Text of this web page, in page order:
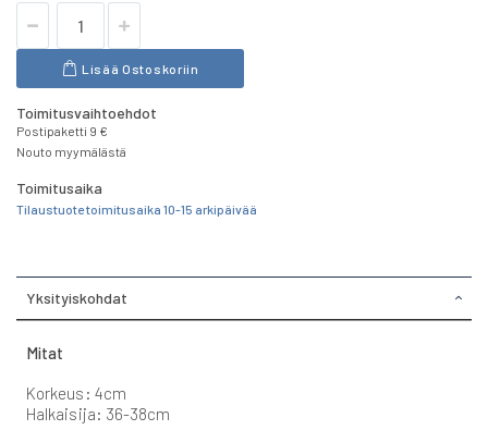
Lisää Ostoskoriin
Toimitusvaihtoehdot
Postipaketti 9 €
Nouto myymälästä
Toimitusaika
Tilaustuote toimitusaika 10-15 arkipäivää
Yksityiskohdat
Mitat
Korkeus: 4cm
Halkaisija: 36-38cm